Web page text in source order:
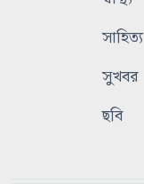
সাহিত্য
সুখবর
ছবি